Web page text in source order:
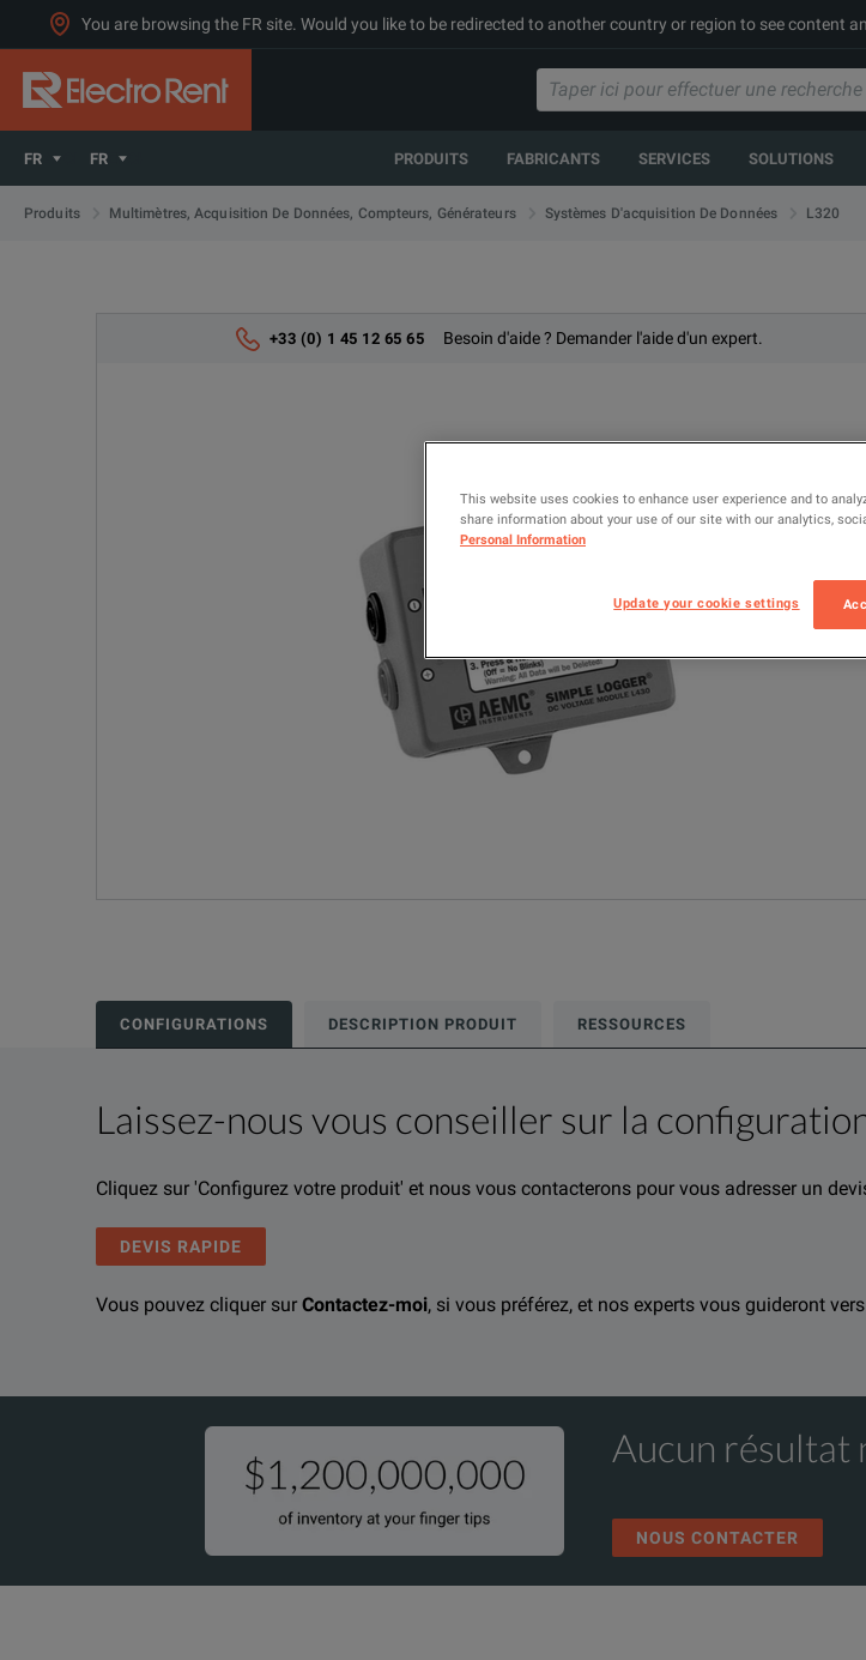
You are browsing the FR site. Would you like to be redirected to another country or region to see content
FR FR PRODUITS FABRICANTS SERVICES SOLUTIONS
Produits Multimètres, Acquisition De Données, Compteurs, Générateurs Systèmes D'acquisition De Données L320
+33 (0) 1 45 12 65 65 Besoin d'aide ? Demander l'aide d'un expert.
CONFIGURATIONS DESCRIPTION PRODUIT RESSOURCES
Laissez-nous vous conseiller sur la
Cliquez sur 'Configurez votre produit' et nous vous contacterons pour vous adresser un
DEVIS RAPIDE
Vous pouvez cliquer sur Contactez-moi, si vous préférez, et nos experts vous guideront
Description produit
We're sorry, we don't currently have any further information about this product available
Ressources
Ressources de fichiers
AEMC L320 User Manual
TÉLÉCHARGER
Aucun résultat
NOUS CONTACTER
This website uses cookies to enhance user experience and to
share information about your use of our site with our analytics,
Personal Information
Update your cookie settings